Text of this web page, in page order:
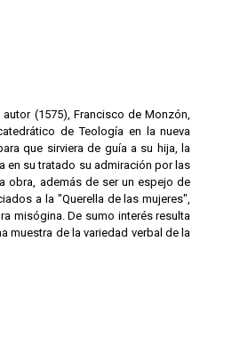
(1575), Francisco de Monzón,
de Teología en la nueva
que sirviera de guía a su hija, la
en su tratado su admiración por las
obra, además de ser un espejo de
a la "Querella de las mujeres",
misógina. De sumo interés resulta
muestra de la variedad verbal de la